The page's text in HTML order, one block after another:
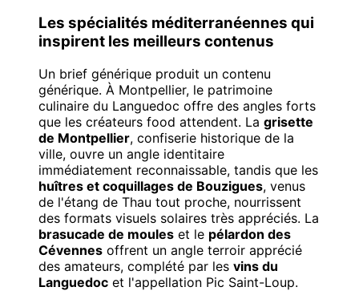
Les spécialités méditerranéennes qui
inspirent les meilleurs contenus
Un brief générique produit un contenu
générique. À Montpellier, le patrimoine
culinaire du Languedoc offre des angles forts
que les créateurs food attendent. La grisette
de Montpellier, confiserie historique de la
ville, ouvre un angle identitaire
immédiatement reconnaissable, tandis que les
huîtres et coquillages de Bouzigues, venus
de l'étang de Thau tout proche, nourrissent
des formats visuels solaires très appréciés. La
brasucade de moules et le pélardon des
Cévennes offrent un angle terroir apprécié
des amateurs, complété par les vins du
Languedoc et l'appellation Pic Saint-Loup.